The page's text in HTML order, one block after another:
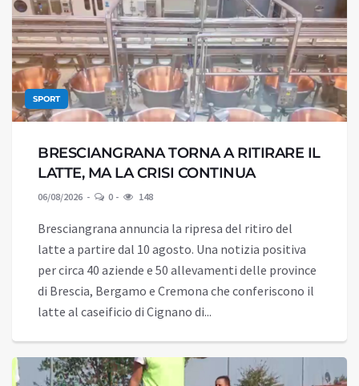
SPORT
BRESCIANGRANA TORNA A RITIRARE IL
LATTE, MA LA CRISI CONTINUA
06/08/2026 0 148
Bresciangrana annuncia la ripresa del ritiro del
latte a partire dal 10 agosto. Una notizia positiva
per circa 40 aziende e 50 allevamenti delle province
di Brescia, Bergamo e Cremona che conferiscono il
latte al caseificio di Cignano di...